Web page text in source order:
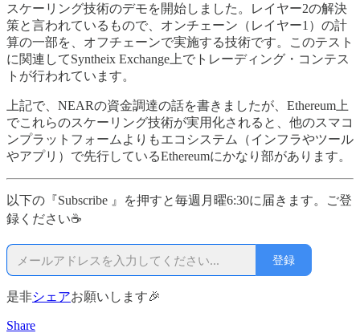
スケーリング技術のデモを開始しました。レイヤー2の解決
策と言われているもので、オンチェーン（レイヤー1）の計
算の一部を、オフチェーンで実施する技術です。このテスト
に関連してSyntheix Exchange上でトレーディング・コンテス
トが行われています。
上記で、NEARの資金調達の話を書きましたが、Ethereum上
でこれらのスケーリング技術が実用化されると、他のスマコ
ンプラットフォームよりもエコシステム（インフラやツール
やアプリ）で先行しているEthereumにかなり部があります。
以下の『Subscribe 』を押すと毎週月曜6:30に届きます。ご登
録ください☕
登録
是非シェアお願いします🎉
Share